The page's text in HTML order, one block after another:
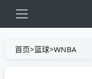
首页>篮球>WNBA